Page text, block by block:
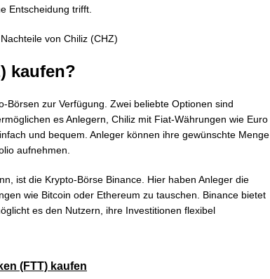
Entscheidung trifft.
kaufen?
Börsen zur Verfügung. Zwei beliebte Optionen sind
es Anlegern, Chiliz mit Fiat-Währungen wie Euro
und bequem. Anleger können ihre gewünschte Menge
aufnehmen.
ist die Krypto-Börse Binance. Hier haben Anleger die
wie Bitcoin oder Ethereum zu tauschen. Binance bietet
es den Nutzern, ihre Investitionen flexibel
(FTT) kaufen